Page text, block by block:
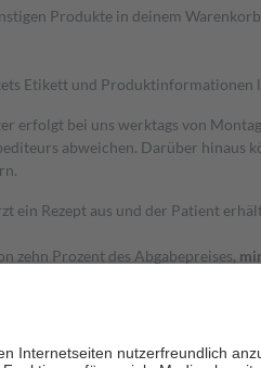
Produkte in deinem
Etikett und Produktinformationen
erfolgt bei uns werktags von
abweichen. Darüber
Rezept aus und der Patient
zehn Prozent des Abgabepreises,
zu stärken und die